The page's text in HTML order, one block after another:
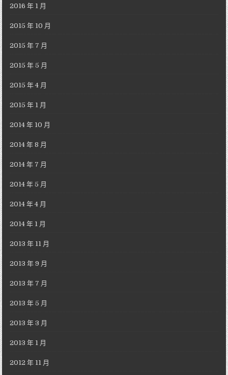
2016 年 1 月
2015 年 10 月
2015 年 7 月
2015 年 5 月
2015 年 4 月
2015 年 1 月
2014 年 10 月
2014 年 8 月
2014 年 7 月
2014 年 5 月
2014 年 4 月
2014 年 1 月
2013 年 11 月
2013 年 9 月
2013 年 7 月
2013 年 5 月
2013 年 3 月
2013 年 1 月
2012 年 11 月